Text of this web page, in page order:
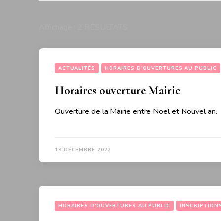
ACTUALITÉS HORAIRES D'OUVERTURES AU PUBLIC
Horaires ouverture Mairie
Ouverture de la Mairie entre Noël et Nouvel an.
19 DÉCEMBRE 2022
HORAIRES D'OUVERTURES AU PUBLIC